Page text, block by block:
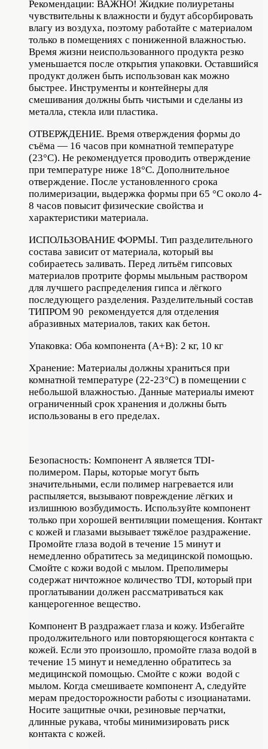
Рекомендации: ВАЖНО! Жидкие полиуретаны
чувствительны к влажности и будут абсорбировать
влагу из воздуха, поэтому работайте с материалом
только в помещениях с пониженной влажностью.
Время жизни неиспользованного продукта резко
уменьшается после открытия упаковки. Оставшийся
продукт должен быть использован как можно
быстрее. Инструменты и контейнеры для
смешивания должны быть чистыми и сделаны из
металла, стекла или пластика.
ОТВЕРЖДЕНИЕ. Время отверждения формы до
съёма — 16 часов при комнатной температуре
(23°C). Не рекомендуется проводить отверждение
при температуре ниже 18°C. Дополнительное
отверждение. После установленного срока
полимеризации, выдержка формы при 65 °C около 4-
8 часов повысит физические свойства и
характеристики материала.
ИСПОЛЬЗОВАНИЕ ФОРМЫ. Тип разделительного
состава зависит от материала, который вы
собираетесь заливать. Перед литьём гипсовых
материалов протрите формы мыльным раствором
для лучшего распределения гипса и лёгкого
последующего разделения. Разделительный состав
ТИПРОМ 90 рекомендуется для отделения
абразивных материалов, таких как бетон.
Упаковка: Оба компонента (А+В): 2 кг, 10 кг
Хранение: Материалы должны храниться при
комнатной температуре (22-23°C) в помещении с
небольшой влажностью. Данные материалы имеют
ограниченный срок хранения и должны быть
использованы в его пределах.
Безопасность: Компонент А является TDI-
полимером. Пары, которые могут быть
значительными, если полимер нагревается или
распыляется, вызывают повреждение лёгких и
излишнюю возбудимость. Используйте компонент
только при хорошей вентиляции помещения. Контакт
с кожей и глазами вызывает тяжёлое раздражение.
Промойте глаза водой в течение 15 минут и
немедленно обратитесь за медицинской помощью.
Смойте с кожи водой c мылом. Преполимеры
содержат ничтожное количество TDI, который при
проглатывании должен рассматриваться как
канцерогенное вещество.
Компонент В раздражает глаза и кожу. Избегайте
продолжительного или повторяющегося контакта с
кожей. Если это произошло, промойте глаза водой в
течение 15 минут и немедленно обратитесь за
медицинской помощью. Смойте с кожи водой c
мылом. Когда смешиваете компонент А, следуйте
мерам предосторожности работы с изоцианатами.
Носите защитные очки, резиновые перчатки,
длинные рукава, чтобы минимизировать риск
контакта с кожей.